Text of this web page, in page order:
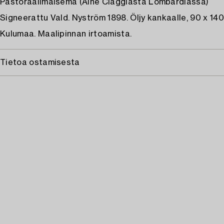
Pastoraalimaisema (Aihe Ciaggiasta Lombardiassa)
Signeerattu Vald. Nyström 1898. Öljy kankaalle, 90 x
Kulumaa. Maalipinnan irtoamista.
Tietoa ostamisesta